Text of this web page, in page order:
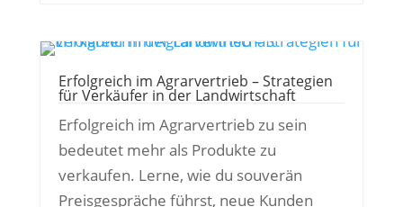
Erfolgreich im Agrarvertrieb – Strategien
für Verkäufer in der Landwirtschaft
Erfolgreich im Agrarvertrieb zu sein
bedeutet mehr als Produkte zu
verkaufen. Lerne, wie du souverän
Preisgespräche führst, neue Kunden